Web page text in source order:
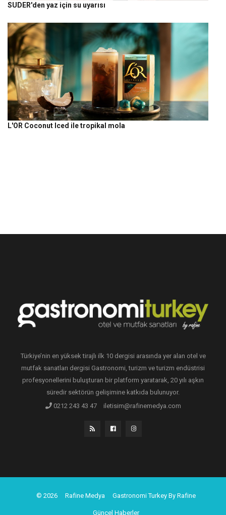
SUDER'den yaz için su uyarısı
L'OR Coconut Iced ile tropikal mola
Türkiye’nin en yüksek tirajlı ilk 10 dergisi arasında yer alan otel ve
mutfak sanatları dergisi Gastronomi, turizm ve turizm endüstrisi
profesyonellerini buluşturan bir platform yaratarak, 20 yılı aşkın
süredir sektörün gelişimine katkıda bulunuyor.
0212 243 43 47
iletisim@rafinemedya.com
© 2026 Rafine Medya Gastronomi Turkey By Rafine
Güncel Haberler